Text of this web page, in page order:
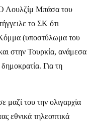
Ο Λουλζίμ Μπάσα του
το ΣΚ ότι
Κόμμα (υποστύλωμα του
στην Τουρκία, ανάμεσα
Για τη
μαζί του την ολιγαρχία
εθνικά τηλεοπτικά